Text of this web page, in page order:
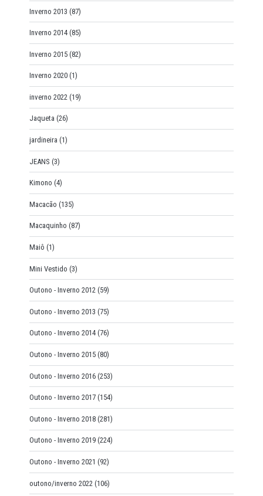
Inverno 2013 (87)
Inverno 2014 (85)
Inverno 2015 (82)
Inverno 2020 (1)
inverno 2022 (19)
Jaqueta (26)
jardineira (1)
JEANS (3)
Kimono (4)
Macacão (135)
Macaquinho (87)
Maiô (1)
Mini Vestido (3)
Outono - Inverno 2012 (59)
Outono - Inverno 2013 (75)
Outono - Inverno 2014 (76)
Outono - Inverno 2015 (80)
Outono - Inverno 2016 (253)
Outono - Inverno 2017 (154)
Outono - Inverno 2018 (281)
Outono - Inverno 2019 (224)
Outono - Inverno 2021 (92)
outono/inverno 2022 (106)